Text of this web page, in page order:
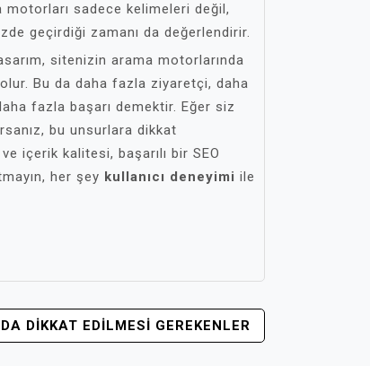
motorları sadece kelimeleri değil,
geçirdiği zamanı da değerlendirir.
sitenizin arama motorlarında
Bu da daha fazla ziyaretçi, daha
fazla başarı demektir. Eğer siz
bu unsurlara dikkat
içerik kalitesi, başarılı bir SEO
her şey kullanıcı deneyimi ile
DIKKAT EDILMESI GEREKENLER